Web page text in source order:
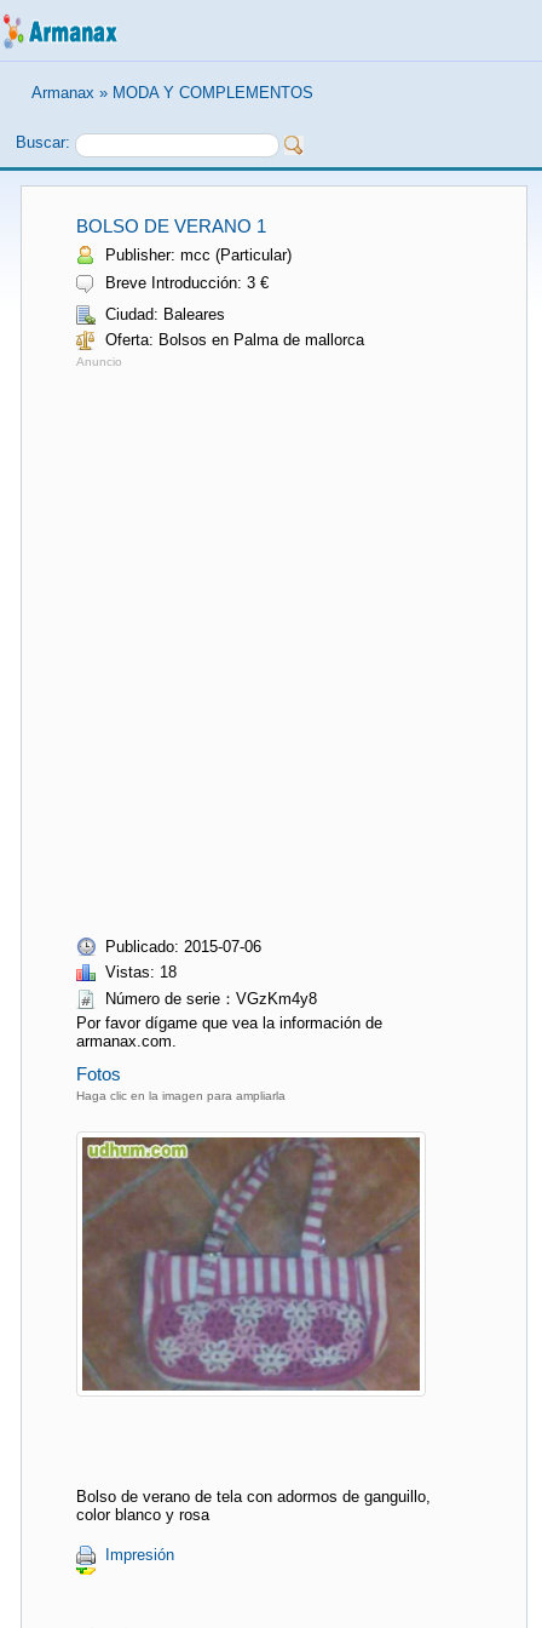
Armanax » MODA Y COMPLEMENTOS
Buscar:
BOLSO DE VERANO 1
Publisher: mcc (Particular)
Breve Introducción: 3 €
Ciudad: Baleares
Oferta: Bolsos en Palma de mallorca
Anuncio
Publicado: 2015-07-06
Vistas: 18
Número de serie：VGzKm4y8
Por favor dígame que vea la información de
armanax.com.
Fotos
Haga clic en la imagen para ampliarla
Bolso de verano de tela con adormos de ganguillo,
color blanco y rosa
Impresión